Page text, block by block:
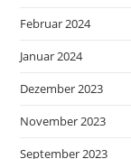
Februar 2024
Januar 2024
Dezember 2023
November 2023
September 2023